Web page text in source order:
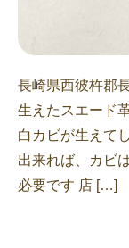
長崎県西彼杵郡
生えたスエード
白カビが生えて
出来れば、カビ
必要です 店 […]